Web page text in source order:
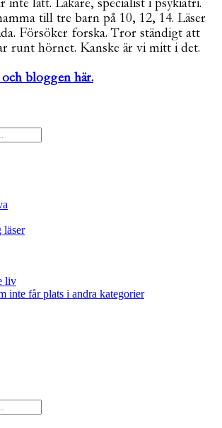
till tre barn på 10, 12, 14. Läser
Försöker forska. Tror ständigt att
runt hörnet. Kanske är vi mitt i det.
bloggen här.
läser
liv
inte får plats i andra kategorier